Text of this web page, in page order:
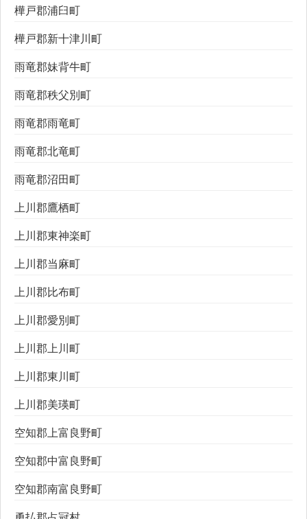
樺戸郡浦臼町
樺戸郡新十津川町
雨竜郡妹背牛町
雨竜郡秩父別町
雨竜郡雨竜町
雨竜郡北竜町
雨竜郡沼田町
上川郡鷹栖町
上川郡東神楽町
上川郡当麻町
上川郡比布町
上川郡愛別町
上川郡上川町
上川郡東川町
上川郡美瑛町
空知郡上富良野町
空知郡中富良野町
空知郡南富良野町